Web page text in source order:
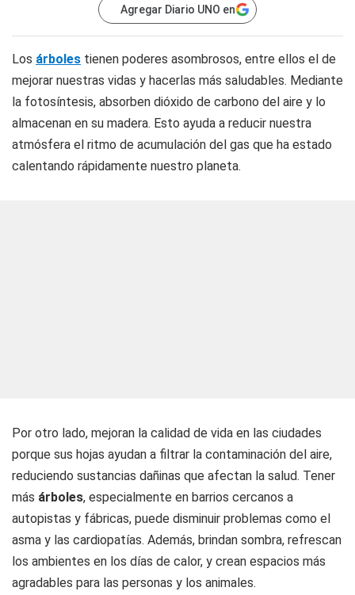
Agregar Diario UNO en
Los árboles tienen poderes asombrosos, entre ellos el de
mejorar nuestras vidas y hacerlas más saludables. Mediante
la fotosíntesis, absorben dióxido de carbono del aire y lo
almacenan en su madera. Esto ayuda a reducir nuestra
atmósfera el ritmo de acumulación del gas que ha estado
calentando rápidamente nuestro planeta.
Por otro lado, mejoran la calidad de vida en las ciudades
porque sus hojas ayudan a filtrar la contaminación del aire,
reduciendo sustancias dañinas que afectan la salud. Tener
más árboles, especialmente en barrios cercanos a
autopistas y fábricas, puede disminuir problemas como el
asma y las cardiopatías. Además, brindan sombra, refrescan
los ambientes en los días de calor, y crean espacios más
agradables para las personas y los animales.